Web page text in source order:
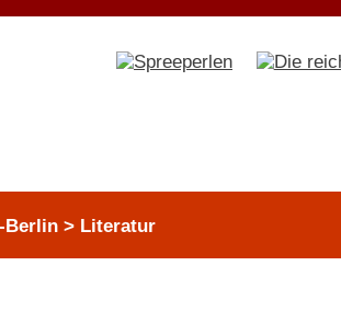
Berlin > Literatur